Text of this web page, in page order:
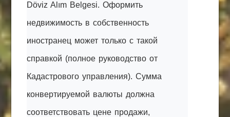
Döviz Alım Belgesi. Оформить
недвижимость в собственность
иностранец может только с такой
справкой (полное руководство от
Кадастрового управления). Сумма
конвертируемой валюты должна
соответствовать цене продажи,